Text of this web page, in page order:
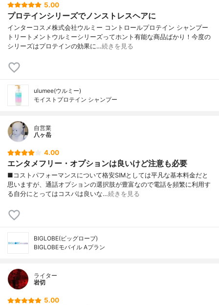
5.00
プロテインシリーズでノンストレスヘアに
インターコスメ株式会社ウルミー コントロールプロテイン シャンプー
トリートメントウルミーシリーズってホント有能な商品ばかり！今度の
シリーズはプロテインの効果に…続きを見る
ulumee(ウルミー)
モイストプロテイン シャンプー
自営業
八ヶ岳
4.00
エンタメフリー・オプションは良いけど注意も必要
■コストパフォーマンスについて格安SIMとしては平凡な基本料金だと
思いますが、通話オプションの選択肢が豊富なので電話を頻繁に利用す
る自分にとってはコスパは良いな…続きを見る
BIGLOBE(ビッグローブ)
BIGLOBEモバイル Aプラン
ライター
岩切
5.00